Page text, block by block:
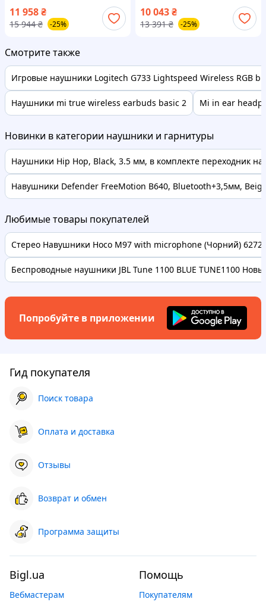
11 958₴
15 944 ₴ -25%
10 043₴
13 391 ₴ -25%
Смотрите также
Игровые наушники Logitech G733 Lightspeed Wireless RGB
Наушники mi true wireless earbuds basic 2 Mi in ear
Новинки в категории наушники и гарнитуры
Наушники Hip Hop, Black, 3.5 мм, в комплекте переходник на
Навушники Defender FreeMotion B640, Bluetooth+3,5мм,
Любимые товары покупателей
Стерео Навушники Hoco M97 with microphone (Чорний)
Беспроводные наушники JBL Tune 1100 BLUE TUNE1100
Попробуйте в приложении
Гид покупателя
Поиск товара
Оплата и доставка
Отзывы
Возврат и обмен
Программа защиты
Bigl.ua
Вебмастерам
Помощь
Покупателям